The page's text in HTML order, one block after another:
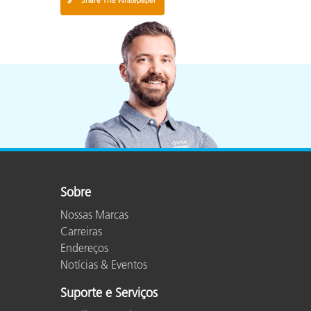
Sobre
Nossas Marcas
Carreiras
Endereços
Notícias & Eventos
Suporte e Serviços